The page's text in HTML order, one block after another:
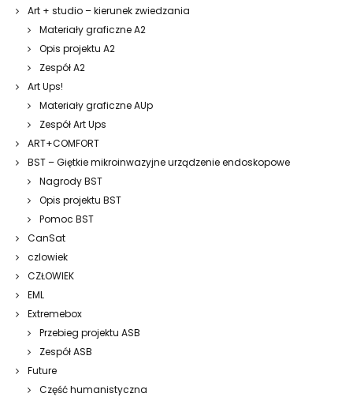
Art + studio – kierunek zwiedzania
Materiały graficzne A2
Opis projektu A2
Zespół A2
Art Ups!
Materiały graficzne AUp
Zespół Art Ups
ART+COMFORT
BST – Giętkie mikroinwazyjne urządzenie endoskopowe
Nagrody BST
Opis projektu BST
Pomoc BST
CanSat
czlowiek
CZŁOWIEK
EML
Extremebox
Przebieg projektu ASB
Zespół ASB
Future
Część humanistyczna